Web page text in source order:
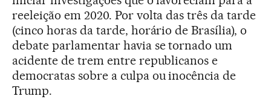
reeleição em 2020. Por volta das três da tarde
(cinco horas da tarde, horário de Brasília), o
debate parlamentar havia se tornado um
acidente de trem entre republicanos e
democratas sobre a culpa ou inocência de
Trump.